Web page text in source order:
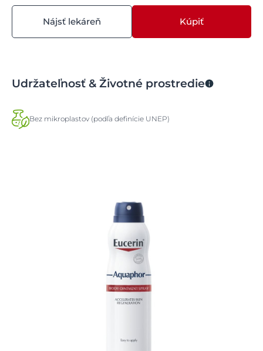
Nájsť lekáreň Kúpiť
Udržateľnosť & Životné prostredie
Bez mikroplastov (podľa definície UNEP)